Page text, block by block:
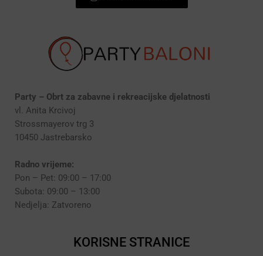
Party – Obrt za zabavne i rekreacijske djelatnosti
vl. Anita Krcivoj
Strossmayerov trg 3
10450 Jastrebarsko
Radno vrijeme:
Pon – Pet: 09:00 – 17:00
Subota: 09:00 – 13:00
Nedjelja: Zatvoreno
KORISNE STRANICE